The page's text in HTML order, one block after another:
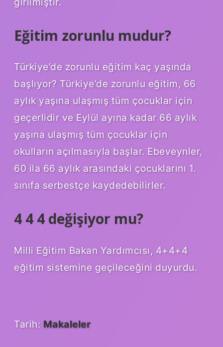
Eğitim zorunlu mudur?
Türkiye’de zorunlu eğitim kaç yaşında
başlıyor? Türkiye’de zorunlu eğitim, 66
aylık yaşına ulaşmış tüm çocuklar için
geçerlidir ve Eylül ayına kadar 66 aylık
yaşına ulaşmış tüm çocuklar için
okulların açılmasıyla başlar. Ebeveynler,
60 ila 66 aylık arasındaki çocuklarını 1.
sınıfa serbestçe kaydedebilirler.
4 4 4 değişiyor mu?
Milli Eğitim Bakan Yardımcısı, 4+4+4
eğitim sistemine geçileceğini duyurdu.
Tarih: Makaleler